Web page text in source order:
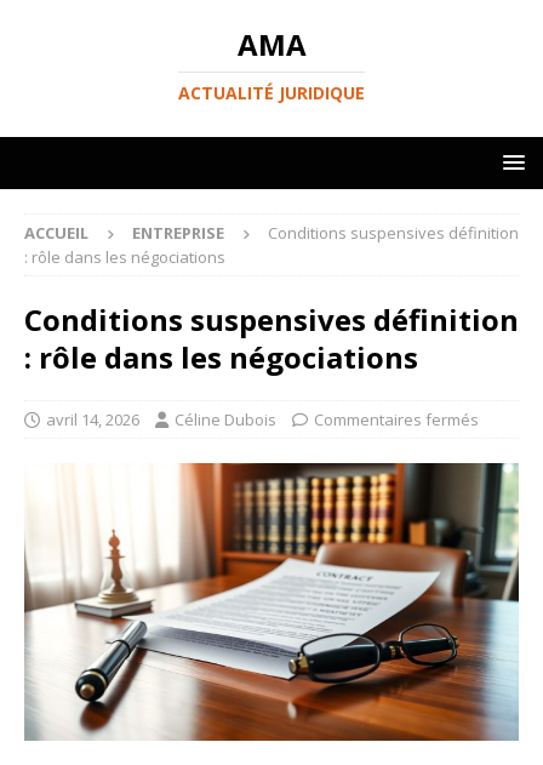
AMA
ACTUALITÉ JURIDIQUE
ACCUEIL ENTREPRISE
Conditions suspensives définition
: rôle dans les négociations
Conditions suspensives définition
: rôle dans les négociations
avril 14, 2026 Céline Dubois Commentaires fermés